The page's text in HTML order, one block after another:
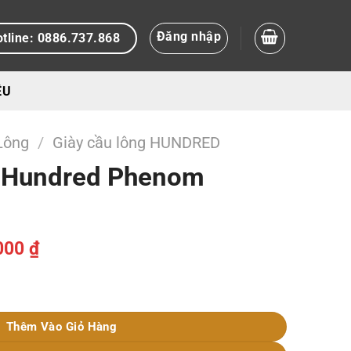
0886.737.868 Đăng nhập
/ Giày cầu lông HUNDRED
Phenom
₫Giá
hiện
2.499.000 ₫.
Lime số lượng
Thêm Vào Giỏ Hàng